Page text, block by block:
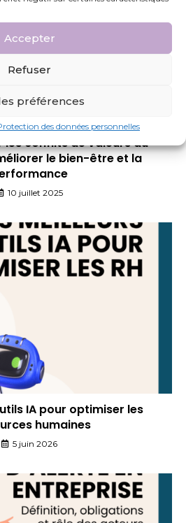
Accepter
Refuser
préférences
des données personnelles
les conflits de valeurs au
le bien-être et la
10 juillet 2025
IA pour optimiser les
humaines
5 juin 2026